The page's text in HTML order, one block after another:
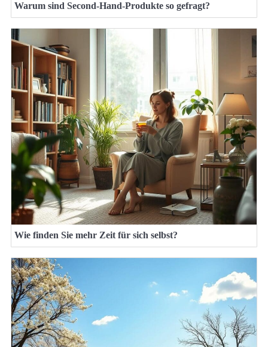
Warum sind Second-Hand-Produkte so gefragt?
Wie finden Sie mehr Zeit für sich selbst?